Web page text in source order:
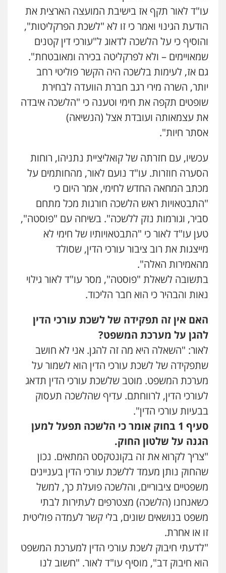
עו"ד לאור תקף אז בישיבת המועצה הארצית את
הודעת הגינוי ואמר כי זו לא "לשכת הפרקליטות",
והוסיף כי על הלשכה לדאוג ל"עורכי דין קטנים
שמאויימים – ולא לפרקליטה בכירה ומאובטחת".
גם אז, לעימות בלשכה היה הקשר פוליטי רחב
יותר, השרה מירי רגב חברת הוועדה לבחירת
שופטים תקפה את חימי וטענה כי "הלשכה איבדה
את עצמאותה ועובדת אצל (הנשיאה)
אסתר חיות".
עכשיו, עם חזרתה של קואליציית נתניהו, רוחות
הסערה חוזרות. עו"ד נועם לאור, מהחותמים על
מכתב המחאה החדש לחימי, אמר היום כי
"התבטאויות ראש הלשכה חורגות מכל מתחם
סביר, וגורמות נזק ללשכה". בשיחה עם "פוסטה",
טען עו"ד לאור כי "התבטאויותיו של חימי לא
מייצגות את רוב ציבור עורכי הדין, שסולד
מהאמירות האלה".
בתשובה לשאלת "פוסטה", מסר עו"ד לאור גילוי
נאות והבהיר כי הוא חבר הליכוד.
האם אין זה תפקידה של לשכת עורכי הדין
להגן על מערכת המשפט?
לאור: "השאלה היא מה זה להגן. אני לא חושב
שתפקידה של לשכת עורכי הדין הוא לשמור על
מערכת המשפט. מוטב שלשכת עורכי הדין תדאג
לעורכי הדין, לרווחתם. עדיף שהלשכה תעסוק
בבעיות עורכי הדין".
סעיף 1 בחוק אומר כי הלשכה תפעל למען
הגנה על שלטון החוק.
"צריך לקרוא את זה בקונטקסט המתאים. נכון
שהחוק נותן מעמד ללשכת עורכי הדין בעניינים
משפטיים ציבוריים, והלשכה פועלת כך, למשל
כשאנחנו (הלשכה) מצטרפים לעתירות לבתי
משפט בנושאים שונים, בלי קשר לעמדה פוליטית
זו או אחרת.
"לדעתי חיבוק לשכת עורכי הדין למערכת המשפט
הוא חיבוק דב", מוסיף עו"ד לאור. "חשוב לנו